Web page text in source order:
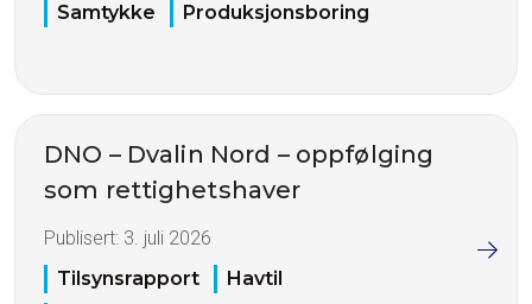
Samtykke
Produksjonsboring
DNO – Dvalin Nord – oppfølging
som rettighetshaver
Publisert: 3. juli 2026
Tilsynsrapport
Havtil